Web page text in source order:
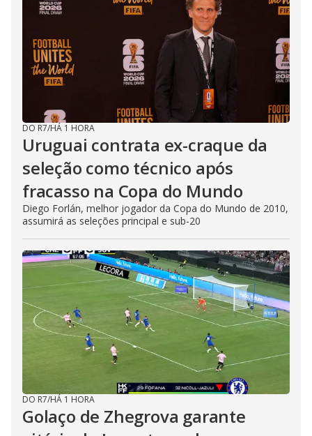
DO R7/HÁ 1 HORA
Uruguai contrata ex-craque da
seleção como técnico após
fracasso na Copa do Mundo
Diego Forlán, melhor jogador da Copa do Mundo de 2010,
assumirá as seleções principal e sub-20
DO R7/HÁ 1 HORA
Golaço de Zhegrova garante